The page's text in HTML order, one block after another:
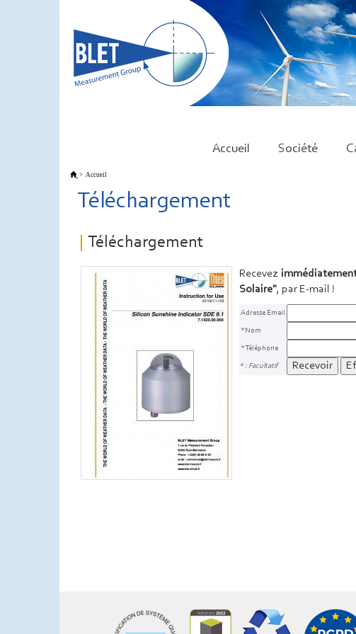
Accueil Société
> Accueil
Téléchargement
Téléchargement
Recevez
Solaire", par E-mail !
Adresse Email
*Nom
*Téléphone
* : Facultatif